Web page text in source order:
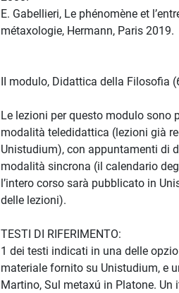
E. Gabellieri, Le phénomène et
métaxologie, Hermann, Paris 2019.
II modulo, Didattica della Filosofia
Le lezioni per questo modulo sono
modalità teledidattica (lezioni già
Unistudium), con appuntamenti di
modalità sincrona (il calendario
l’intero corso sarà pubblicato in
delle lezioni).
TESTI DI RIFERIMENTO:
1 dei testi indicati in una delle
materiale fornito su Unistudium, e
Martino, Sul metaxú in Platone. Un